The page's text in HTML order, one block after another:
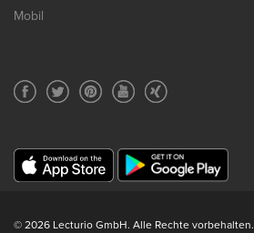
Mobil
© 2026 Lecturio GmbH. Alle Rechte vorbehalten.